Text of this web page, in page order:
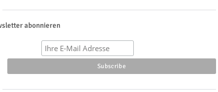
abonnieren